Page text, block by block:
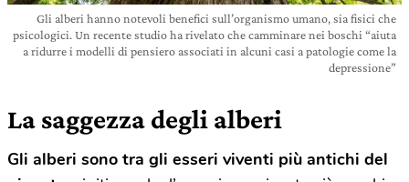
Gli alberi hanno notevoli benefici sull’organismo umano, sia fisici che
psicologici. Un recente studio ha rivelato che camminare nei boschi “aiuta
a ridurre i modelli di pensiero associati in alcuni casi a patologie come la
depressione”
La saggezza degli alberi
Gli alberi sono tra gli esseri viventi più antichi del